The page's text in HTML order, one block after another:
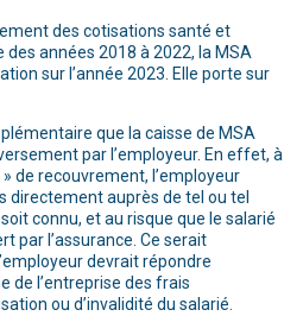
des cotisations santé et
années 2018 à 2022, la MSA
sur l’année 2023. Elle porte sur
que la caisse de MSA
par l’employeur. En effet, à
de recouvrement, l’employeur
directement auprès de tel ou tel
connu, et au risque que le salarié
par l’assurance. Ce serait
devrait répondre
de l’entreprise des frais
ou d’invalidité du salarié.